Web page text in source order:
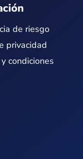
de riesgo
privacidad
condiciones